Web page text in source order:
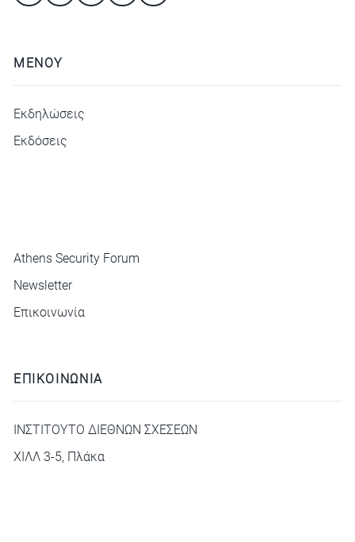
ΜΕΝΟΥ
Εκδηλώσεις
Εκδόσεις
Athens Security Forum
Newsletter
Επικοινωνία
ΕΠΙΚΟΙΝΩΝΙΑ
ΙΝΣΤΙΤΟΥΤΟ ΔΙΕΘΝΩΝ ΣΧΕΣΕΩΝ
ΧΙΛΛ 3-5, Πλάκα